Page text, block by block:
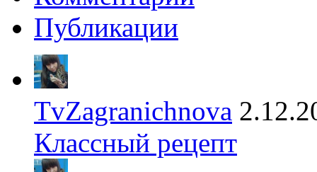
Публикации
TvZagranichnova
Классный рецепт